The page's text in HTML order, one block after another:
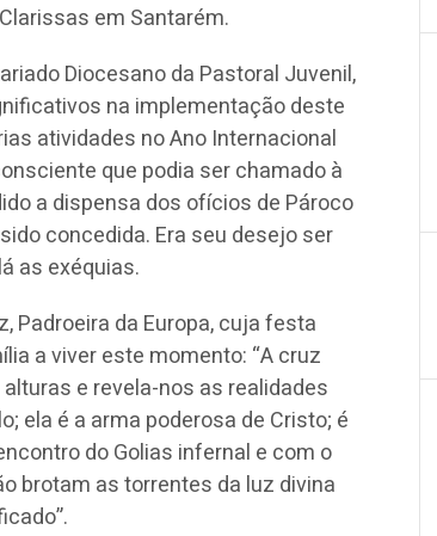
em Santarém.
Diocesano da Pastoral Juvenil,
na implementação deste
atividades no Ano Internacional
que podia ser chamado à
a dispensa dos ofícios de Pároco
concedida. Era seu desejo ser
as exéquias.
Padroeira da Europa, cuja festa
a viver este momento: “A cruz
e revela-nos as realidades
ela é a arma poderosa de Cristo; é
do Golias infernal e com o
brotam as torrentes da luz divina